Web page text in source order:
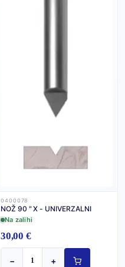
0400078
NOŽ 90 " X - UNIVERZALNI
Na zalihi
30,00 €
− +